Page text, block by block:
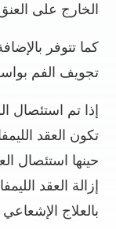
الخارج على
كما تتوفر
تجويف الفم
إذا تم استئصال
تكون العقد
حينها استئصال
إزالة العقد
بالعلاج